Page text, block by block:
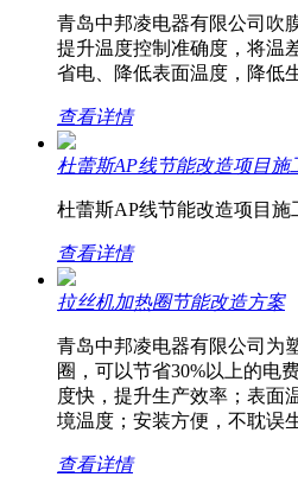
青岛中邦凌电器有限公司吹
提升温度控制准确度，将温
省电、降低表面温度，降低
查看详情
杜蕾斯AP线节能改造项目施
杜蕾斯AP线节能改造项目施
查看详情
拉丝机加热圈节能改造方案
青岛中邦凌电器有限公司为
圈，可以节省30%以上的电
度快，提升生产效率；表面
境温度；安装方便，不耽误
查看详情